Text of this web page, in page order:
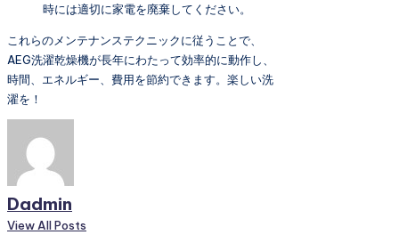
時には適切に家電を廃棄してください。
これらのメンテナンステクニックに従うことで、
AEG洗濯乾燥機が長年にわたって効率的に動作し、
時間、エネルギー、費用を節約できます。楽しい洗
濯を！
Dadmin
View All Posts